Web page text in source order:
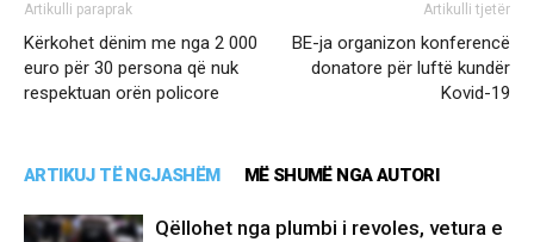
Artikulli paraprak
Kërkohet dënim me nga 2 000
euro për 30 persona që nuk
respektuan orën policore
Artikulli tjetër
BE-ja organizon konferencë
donatore për luftë kundër
Kovid-19
ARTIKUJ TË NGJASHËM MË SHUMË NGA AUTORI
Qëllohet nga plumbi i revoles, vetura e